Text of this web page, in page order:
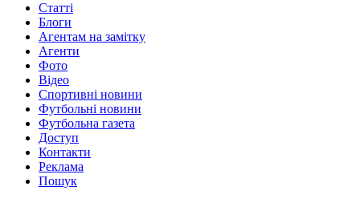
Статті
Блоги
Агентам на замітку
Агенти
Фото
Відео
Спортивні новини
Футбольні новини
Футбольна газета
Доступ
Контакти
Реклама
Пошук